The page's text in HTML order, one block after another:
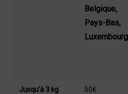
Belgique,
Pays-Bas,
Luxembourg
Jusqu’à 3 kg 50€